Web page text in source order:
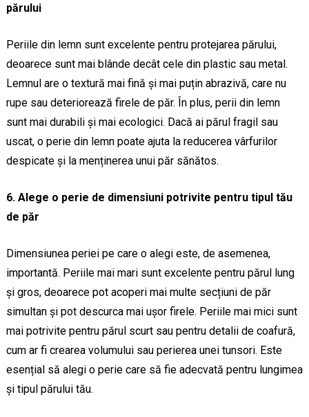
părului
Periile din lemn sunt excelente pentru protejarea părului,
deoarece sunt mai blânde decât cele din plastic sau metal.
Lemnul are o textură mai fină și mai puțin abrazivă, care nu
rupe sau deteriorează firele de păr. În plus, perii din lemn
sunt mai durabili și mai ecologici. Dacă ai părul fragil sau
uscat, o perie din lemn poate ajuta la reducerea vârfurilor
despicate și la menținerea unui păr sănătos.
6. Alege o perie de dimensiuni potrivite pentru tipul tău
de păr
Dimensiunea periei pe care o alegi este, de asemenea,
importantă. Periile mai mari sunt excelente pentru părul lung
și gros, deoarece pot acoperi mai multe secțiuni de păr
simultan și pot descurca mai ușor firele. Periile mai mici sunt
mai potrivite pentru părul scurt sau pentru detalii de coafură,
cum ar fi crearea volumului sau perierea unei tunsori. Este
esențial să alegi o perie care să fie adecvată pentru lungimea
și tipul părului tău.